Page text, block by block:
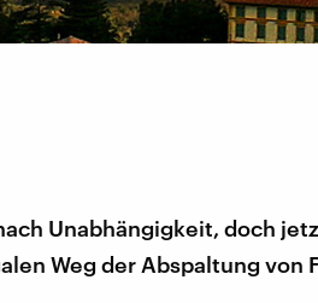
Unabhängigkeit, doch
Weg der Abspaltung von